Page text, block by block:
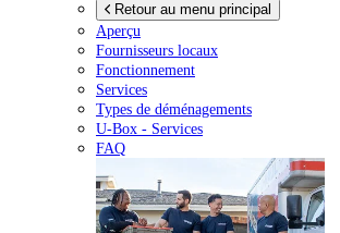
Retour au menu principal
Aperçu
Fournisseurs locaux
Fonctionnement
Services
Types de déménagements
U-Box - Services
FAQ